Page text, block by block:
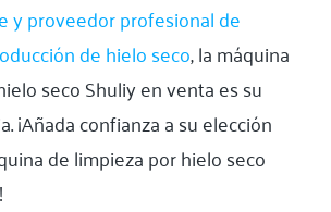
y proveedor profesional de
de hielo seco, la máquina
seco Shuliy en venta es su
¡Añada confianza a su elección
de limpieza por hielo seco